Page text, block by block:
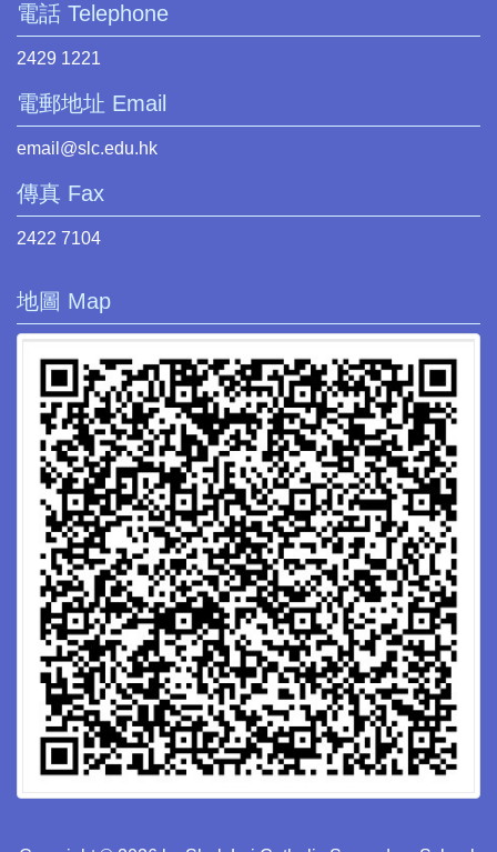
電話 Telephone
2429 1221
電郵地址 Email
email@slc.edu.hk
傳真 Fax
2422 7104
地圖 Map